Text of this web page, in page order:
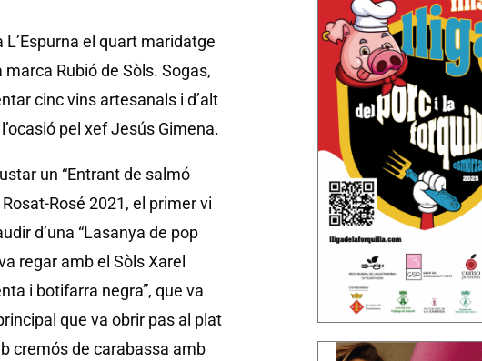
el quart maridatge
Rubió de Sòls. Sogas,
cinc vins artesanals i d’alt
pel xef Jesús Gimena.
un “Entrant de salmó
Rosé 2021, el primer vi
d’una “Lasanya de pop
regar amb el Sòls Xarel
i botifarra negra”, que va
que va obrir pas al plat
cremós de carabassa amb